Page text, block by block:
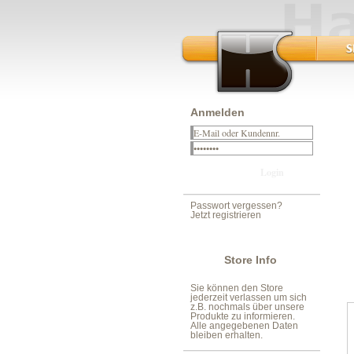
Anmelden
Passwort vergessen?
Jetzt registrieren
Store Info
Sie können den Store
jederzeit verlassen um sich
z.B. nochmals über unsere
Produkte zu informieren.
Alle angegebenen Daten
bleiben erhalten.